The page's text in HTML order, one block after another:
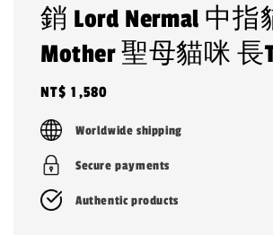
銷 Lord Nermal 中指
Mother 聖母貓咪 長
Regular
price
NT$ 1,580
Worldwide shipping
Secure payments
Authentic products